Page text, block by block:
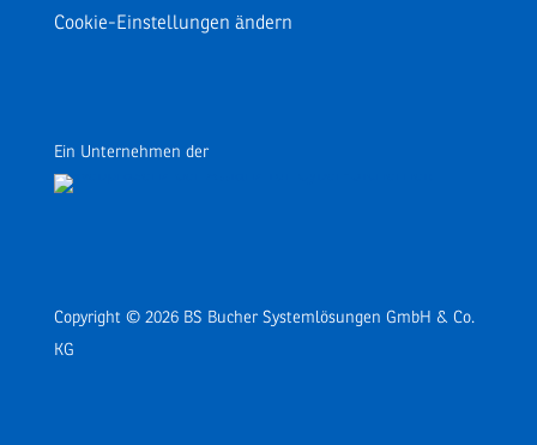
Cookie-Einstellungen ändern
Ein Unternehmen der
Copyright © 2026 BS Bucher Systemlösungen GmbH & Co.
KG